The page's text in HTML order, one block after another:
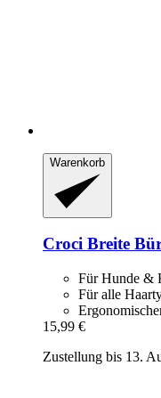
Warenkorb
Croci Breite
Für Hunde &
Für alle
15,99 €
Zustellung bis 13.